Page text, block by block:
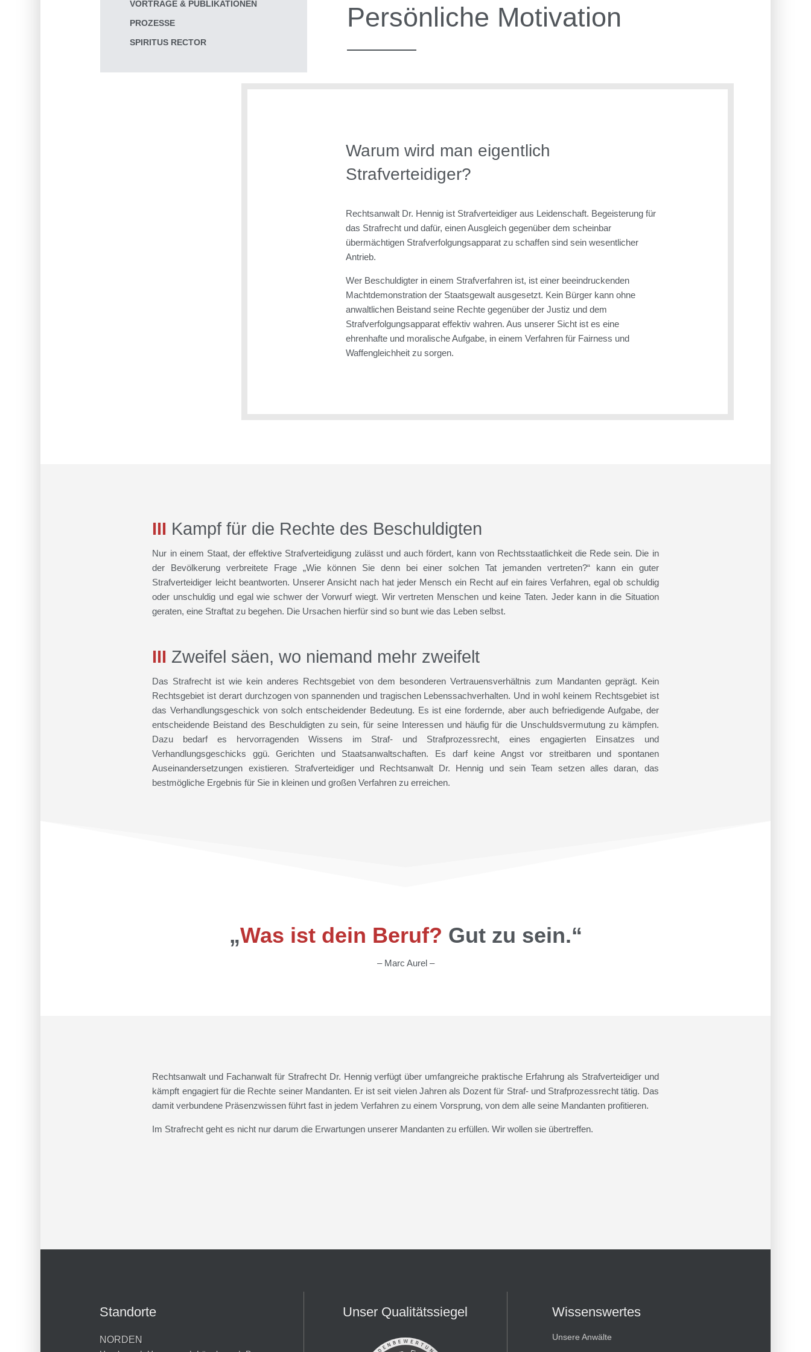
VORTRÄGE & PUBLIKATIONEN
PROZESSE
SPIRITUS RECTOR
Persönliche Motivation
Warum wird man eigentlich
Strafverteidiger?
Rechtsanwalt Dr. Hennig ist Strafverteidiger aus Leidenschaft. Begeisterung für
das Strafrecht und dafür, einen Ausgleich gegenüber dem scheinbar
übermächtigen Strafverfolgungsapparat zu schaffen sind sein wesentlicher
Antrieb.
Wer Beschuldigter in einem Strafverfahren ist, ist einer beeindruckenden
Machtdemonstration der Staatsgewalt ausgesetzt. Kein Bürger kann ohne
anwaltlichen Beistand seine Rechte gegenüber der Justiz und dem
Strafverfolgungsapparat effektiv wahren. Aus unserer Sicht ist es eine
ehrenhafte und moralische Aufgabe, in einem Verfahren für Fairness und
Waffengleichheit zu sorgen.
III Kampf für die Rechte des Beschuldigten
Nur in einem Staat, der effektive Strafverteidigung zulässt und auch fördert, kann von Rechtsstaatlichkeit die Rede sein. Die in
der Bevölkerung verbreitete Frage „Wie können Sie denn bei einer solchen Tat jemanden vertreten?“ kann ein guter
Strafverteidiger leicht beantworten. Unserer Ansicht nach hat jeder Mensch ein Recht auf ein faires Verfahren, egal ob schuldig
oder unschuldig und egal wie schwer der Vorwurf wiegt. Wir vertreten Menschen und keine Taten. Jeder kann in die Situation
geraten, eine Straftat zu begehen. Die Ursachen hierfür sind so bunt wie das Leben selbst.
III Zweifel säen, wo niemand mehr zweifelt
Das Strafrecht ist wie kein anderes Rechtsgebiet von dem besonderen Vertrauensverhältnis zum Mandanten geprägt. Kein
Rechtsgebiet ist derart durchzogen von spannenden und tragischen Lebenssachverhalten. Und in wohl keinem Rechtsgebiet ist
das Verhandlungsgeschick von solch entscheidender Bedeutung. Es ist eine fordernde, aber auch befriedigende Aufgabe, der
entscheidende Beistand des Beschuldigten zu sein, für seine Interessen und häufig für die Unschuldsvermutung zu kämpfen.
Dazu bedarf es hervorragenden Wissens im Straf- und Strafprozessrecht, eines engagierten Einsatzes und
Verhandlungsgeschicks ggü. Gerichten und Staatsanwaltschaften. Es darf keine Angst vor streitbaren und spontanen
Auseinandersetzungen existieren. Strafverteidiger und Rechtsanwalt Dr. Hennig und sein Team setzen alles daran, das
bestmögliche Ergebnis für Sie in kleinen und großen Verfahren zu erreichen.
„Was ist dein Beruf? Gut zu sein.“
– Marc Aurel –
Rechtsanwalt und Fachanwalt für Strafrecht Dr. Hennig verfügt über umfangreiche praktische Erfahrung als Strafverteidiger und
kämpft engagiert für die Rechte seiner Mandanten. Er ist seit vielen Jahren als Dozent für Straf- und Strafprozessrecht tätig. Das
damit verbundene Präsenzwissen führt fast in jedem Verfahren zu einem Vorsprung, von dem alle seine Mandanten profitieren.
Im Strafrecht geht es nicht nur darum die Erwartungen unserer Mandanten zu erfüllen. Wir wollen sie übertreffen.
Standorte
NORDEN
Unser Qualitätssiegel Wissenswertes
Unsere Anwälte